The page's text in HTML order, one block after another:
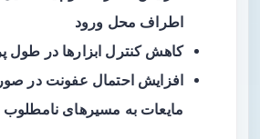
اطراف محل ورود
کاهش کنترل ابزارها در طول
افزایش احتمال عفونت در
مایعات به مسیرهای نامطلوب